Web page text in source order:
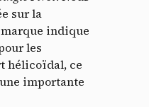
sur la
indique
les
hélicoïdal, ce
importante